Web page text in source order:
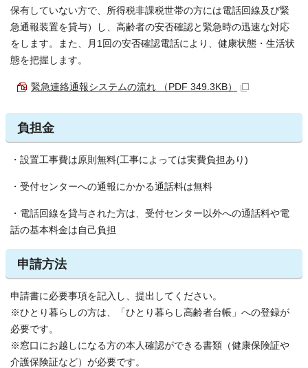
保有していない方で、所得税非課税世帯の方には電話回線及び緊
急通報装置を貸与）し、高齢者の安否確認と緊急時の迅速な対応
をします。また、月1回の安否確認電話により、健康状態・生活状
態を把握します。
緊急連絡通報システムの流れ （PDF 349.3KB）
負担金
・設置工事費は原則無料(工事によっては実費負担あり)
・受付センターへの通報にかかる通話料は無料
・電話回線を貸与された方は、受付センター以外への通話料や電
話の基本料金は自己負担
申請方法
申請書に必要事項を記入し、提出してください。
※ひとり暮らしの方は、「ひとり暮らし高齢者台帳」への登録が
必要です。
※窓口にお越しになる方の本人確認ができる書類（健康保険証や
介護保険証など）が必要です。